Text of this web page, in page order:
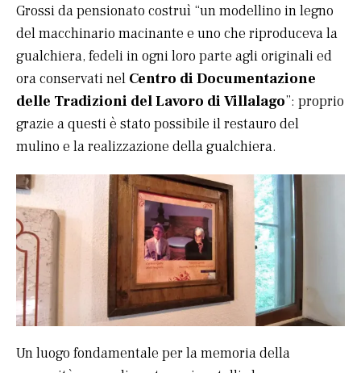
Grossi da pensionato costruì “un modellino in legno
del macchinario macinante e uno che riproduceva la
gualchiera, fedeli in ogni loro parte agli originali ed
ora conservati nel Centro di Documentazione
delle Tradizioni del Lavoro di Villalago”: proprio
grazie a questi è stato possibile il restauro del
mulino e la realizzazione della gualchiera.
Un luogo fondamentale per la memoria della